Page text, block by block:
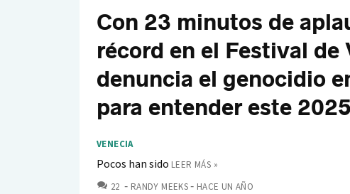
Con 23 minutos de
récord en el Festival de
denuncia el genocidio
para entender este 2025
VENECIA
Pocos han sido LEER MÁS »
22 COMENTARIOS
RANDY MEEKS HACE UN AÑO